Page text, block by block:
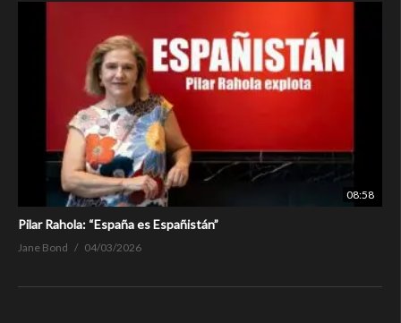
08:58
Pilar Rahola: “España es Españistán”
Jane Bond 04/03/2026